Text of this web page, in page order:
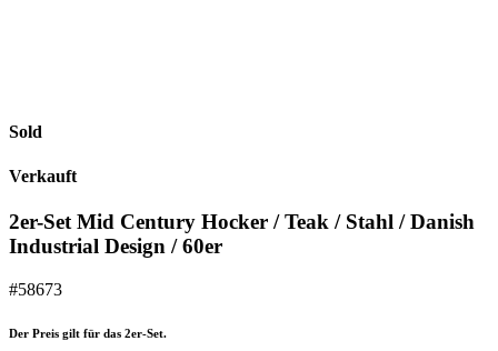
Sold
Verkauft
2er-Set Mid Century Hocker / Teak / Stahl / Danish
Industrial Design / 60er
#58673
Der Preis gilt für das 2er-Set.